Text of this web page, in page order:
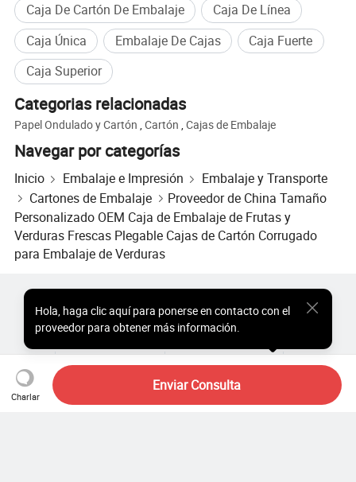
Caja De Cartón De Embalaje
Caja De Línea
Caja Única
Embalaje De Cajas
Caja Fuerte
Caja Superior
Categorias relacionadas
Papel Ondulado y Cartón ,Cartón ,Cajas de Embalaje
Navegar por categorías
Inicio Embalaje e Impresión
Embalaje y Transporte
Cartones de Embalaje
Proveedor de China Tamaño
Personalizado OEM Caja de Embalaje de Frutas y
Verduras Frescas Plegable Cajas de Cartón Corrugado
para Embalaje de Verduras
Charlar
Enviar Consulta
Hola, haga clic aquí para ponerse en contacto con el
proveedor para obtener más información.
Precio de Productos Populares
Productos Populares al por Mayor
Comprador de Estrella
Sobre
Acuerdo de Usuario Política de Privacidad
Contacto
Copyright © 2026 Focus Technology Co., Ltd. All Rights Reserved